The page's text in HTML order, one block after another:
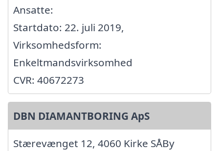
Ansatte:
Startdato: 22. juli 2019,
Virksomhedsform:
Enkeltmandsvirksomhed
CVR: 40672273
DBN DIAMANTBORING ApS
Stærevænget 12, 4060 Kirke SÅBy